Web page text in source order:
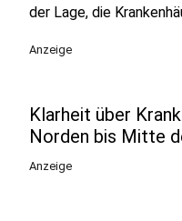
der Lage, die
Anzeige
Klarheit über
Norden bis Mitte
Anzeige